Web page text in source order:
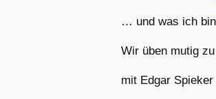
… und was ich
Wir üben mutig
mit Edgar Spieker